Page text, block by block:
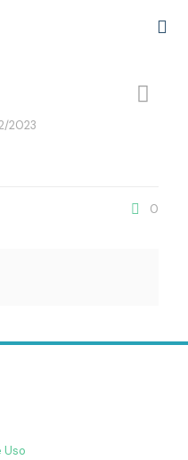
2023
0
Uso